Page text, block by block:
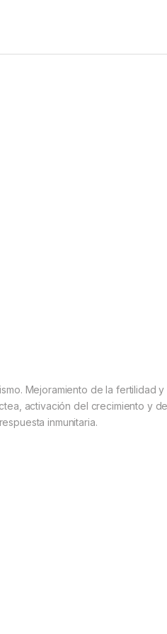
Mejoramiento de la fertilidad y
activación del crecimiento y
inmunitaria.